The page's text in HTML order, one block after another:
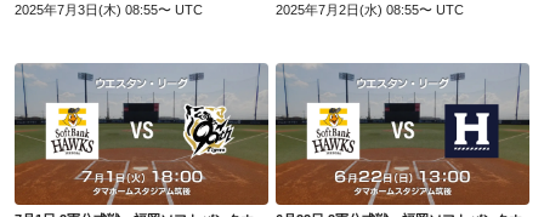
2025年7月3日(木) 08:55〜 UTC
2025年7月2日(水) 08:55〜 UTC
7月1日 2軍公式戦 福岡ソフトバンクホークスvs阪神タイガース 6月22日 2軍公式戦 福岡ソフトバンクホークスvsくふうハヤテ静岡